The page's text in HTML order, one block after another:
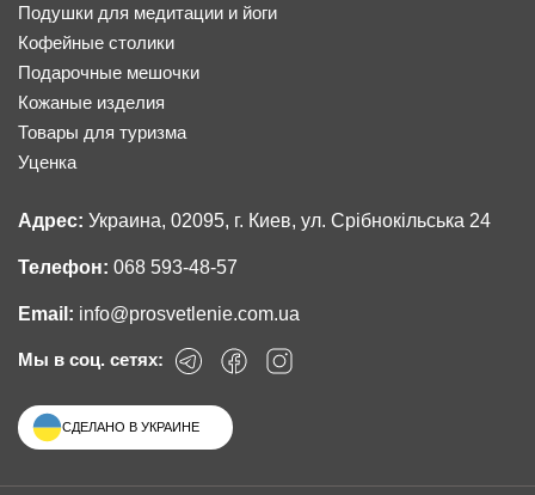
Подушки для медитации и йоги
Кофейные столики
Подарочные мешочки
Кожаные изделия
Товары для туризма
Уценка
Адрес: Украина, 02095, г. Киев, ул. Срібнокільська 24
Телефон: 068 593-48-57
Email: info@prosvetlenie.com.ua
Мы в соц. сетях:
СДЕЛАНО В УКРАИНЕ